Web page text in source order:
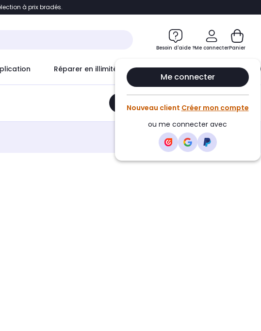
de page Accéder directement au chatbot
à prix bradés.
Besoin d'aide ?Me connecter
Me connecter
Nouveau client Créer mon compte
ou me connecter avec
Panier
Réparer en illimité avec Le Club Infinity
Ajouter au panier